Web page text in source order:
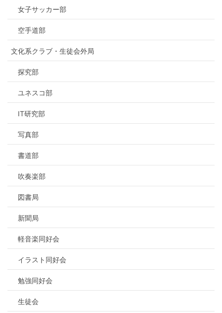
女子サッカー部
空手道部
文化系クラブ・生徒会外局
探究部
ユネスコ部
IT研究部
写真部
書道部
吹奏楽部
図書局
新聞局
軽音楽同好会
イラスト同好会
勉強同好会
生徒会